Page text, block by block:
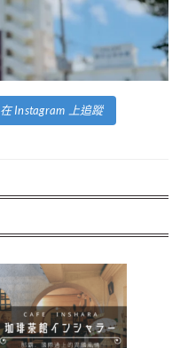
在 Instagram 上追蹤